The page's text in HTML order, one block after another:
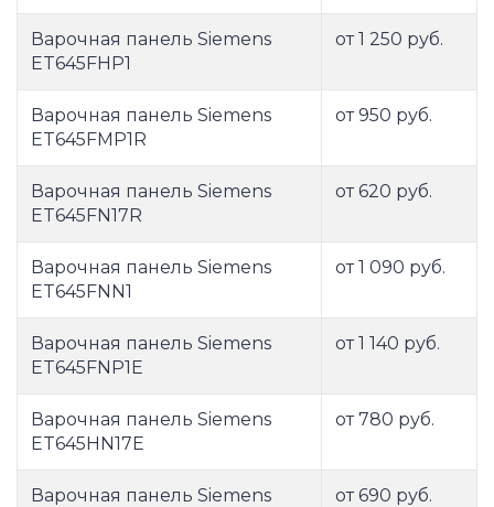
Варочная панель Siemens
ET645FHP1
от 1 250 руб.
Варочная панель Siemens
ET645FMP1R
от 950 руб.
Варочная панель Siemens
ET645FN17R
от 620 руб.
Варочная панель Siemens
ET645FNN1
от 1 090 руб.
Варочная панель Siemens
ET645FNP1E
от 1 140 руб.
Варочная панель Siemens
ET645HN17E
от 780 руб.
Варочная панель Siemens
от 690 руб.